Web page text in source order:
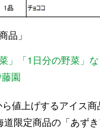
品」
」「1日分の野菜」
園
値上げするアイス
道限定商品の「あず